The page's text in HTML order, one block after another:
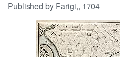
Rare Books
Art & Collectibles
Published by Parigi,, 1704